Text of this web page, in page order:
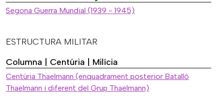
Segona Guerra Mundial (1939 - 1945)
ESTRUCTURA MILITAR
Columna | Centúria | Milícia
Centúria Thaelmann (enquadrament posterior Batalló
Thaelmann i diferent del Grup Thaelmann)